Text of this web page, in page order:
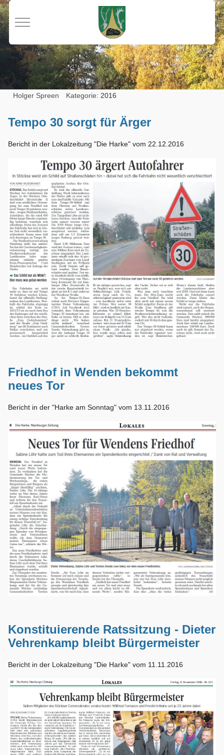
Mobile Menu Toggle
Holger Spreen Kategorie: 2016
Tempo 30 sorgt für Ärger
Bericht in der Lokalzeitung "Die Harke" vom 22.12.2016
Friedhof in Wenden bekommt
neues Tor
Bericht in der "Harke am Sonntag" vom 13.11.2016
Konstituierende Ratssitzung - Dieter
Vehrenkamp bleibt Bürgermeister
Bericht in der Lokalzeitung "Die Harke" vom 11.11.2016